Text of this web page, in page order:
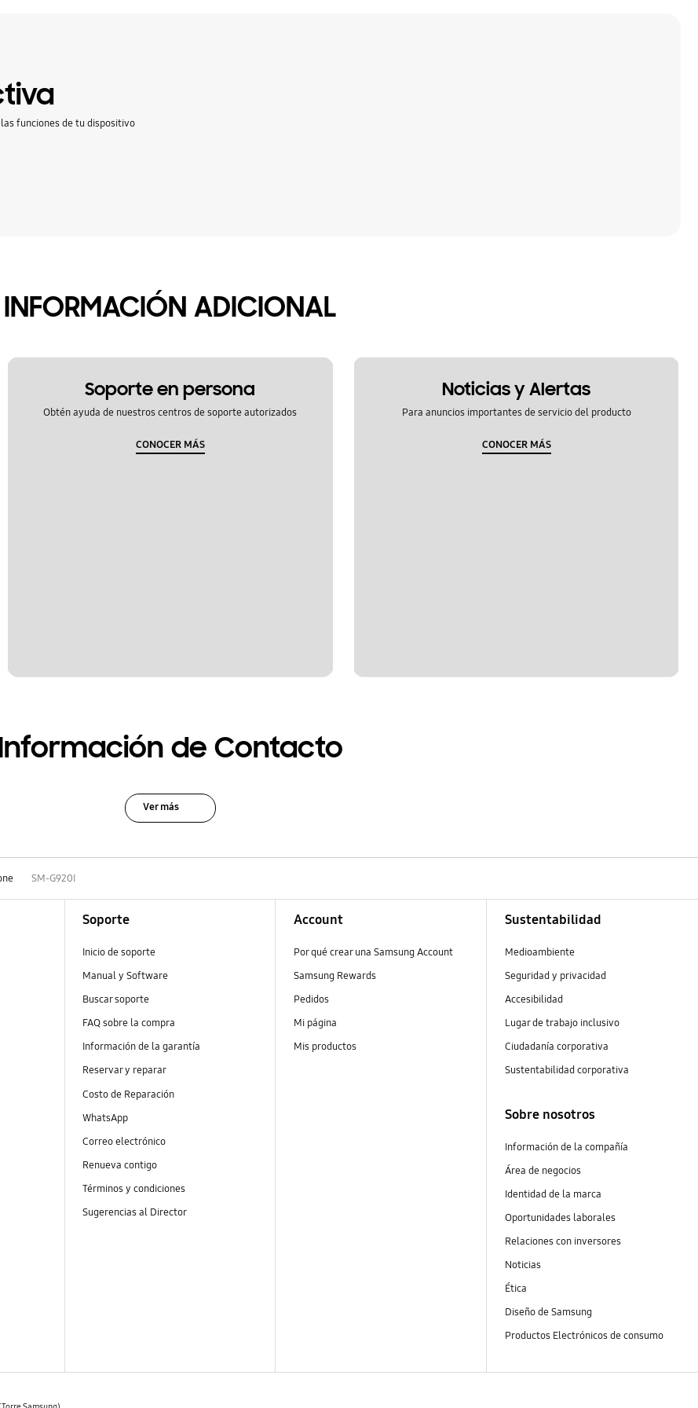
funciones de tu dispositivo
INFORMACIÓN ADICIONAL
Soporte en persona
Obtén ayuda de nuestros centros de soporte autorizados
CONOCER MÁS
Noticias y Alertas
Para anuncios importantes de servicio del producto
CONOCER MÁS
de Contacto
Ver más
SM-G920I
Soporte
Inicio de soporte
Manual y Software
Buscar soporte
FAQ sobre la compra
Información de la garantía
Reservar y reparar
Costo de Reparación
WhatsApp
Correo electrónico
Renueva contigo
Términos y condiciones
Sugerencias al Director
Account
Por qué crear una Samsung Account
Samsung Rewards
Pedidos
Mi página
Mis productos
Sustentabilidad
Medioambiente
Seguridad y privacidad
Accesibilidad
Lugar de trabajo inclusivo
Ciudadanía corporativa
Sustentabilidad corporativa
Sobre nosotros
Información de la compañía
Área de negocios
Identidad de la marca
Oportunidades laborales
Relaciones con inversores
Noticias
Ética
Diseño de Samsung
Productos Electrónicos de consumo